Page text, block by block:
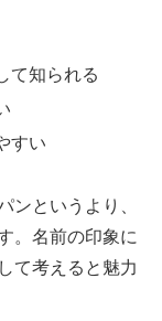
て知られる
すい
ンというより、
。名前の印象に
て考えると魅力